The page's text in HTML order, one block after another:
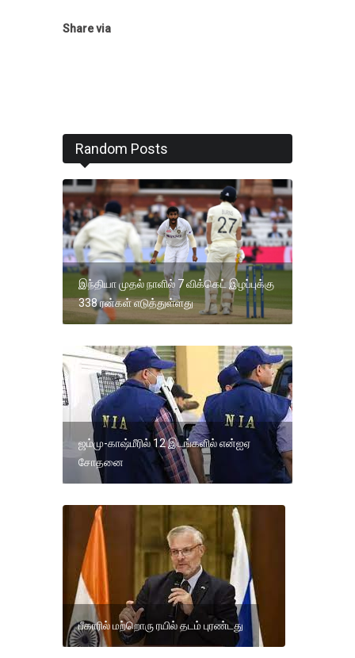
Share via
Random Posts
இந்தியா முதல் நாளில் 7 விக்கெட் இழப்புக்கு
338 ரன்கள் எடுத்துள்ளது
ஜம்மு-காஷ்மீரில் 12 இடங்களில் என்ஐஏ
சோதனை
பீகாரில் மற்றொரு ரயில் தடம் புரண்டது